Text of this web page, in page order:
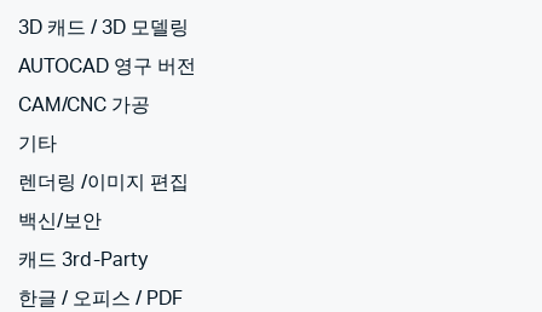
3D 캐드 / 3D 모델링
AUTOCAD 영구 버전
CAM/CNC 가공
기타
렌더링 /이미지 편집
백신/보안
캐드 3rd-Party
한글 / 오피스 / PDF